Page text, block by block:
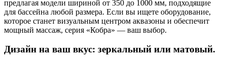
предлагая модели шириной от 350 до 1000 мм, подходящие
для бассейна любой размера. Если вы ищете оборудование,
которое станет визуальным центром аквазоны и обеспечит
мощный массаж, серия «Кобра» — ваш выбор.
Дизайн на ваш вкус: зеркальный или матовый.